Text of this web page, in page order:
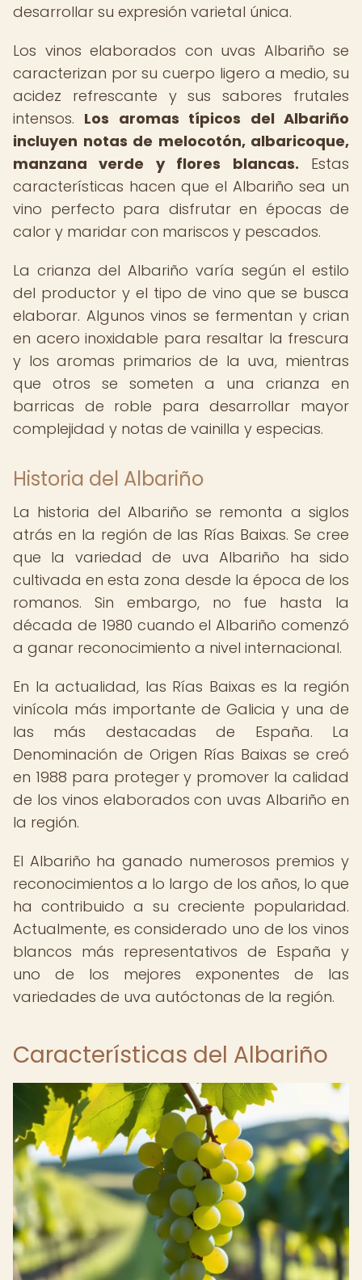
desarrollar su expresión varietal única.
Los vinos elaborados con uvas Albariño se
caracterizan por su cuerpo ligero a medio, su
acidez refrescante y sus sabores frutales
intensos. Los aromas típicos del Albariño
incluyen notas de melocotón, albaricoque,
manzana verde y flores blancas. Estas
características hacen que el Albariño sea un
vino perfecto para disfrutar en épocas de
calor y maridar con mariscos y pescados.
La crianza del Albariño varía según el estilo
del productor y el tipo de vino que se busca
elaborar. Algunos vinos se fermentan y crian
en acero inoxidable para resaltar la frescura
y los aromas primarios de la uva, mientras
que otros se someten a una crianza en
barricas de roble para desarrollar mayor
complejidad y notas de vainilla y especias.
Historia del Albariño
La historia del Albariño se remonta a siglos
atrás en la región de las Rías Baixas. Se cree
que la variedad de uva Albariño ha sido
cultivada en esta zona desde la época de los
romanos. Sin embargo, no fue hasta la
década de 1980 cuando el Albariño comenzó
a ganar reconocimiento a nivel internacional.
En la actualidad, las Rías Baixas es la región
vinícola más importante de Galicia y una de
las más destacadas de España. La
Denominación de Origen Rías Baixas se creó
en 1988 para proteger y promover la calidad
de los vinos elaborados con uvas Albariño en
la región.
El Albariño ha ganado numerosos premios y
reconocimientos a lo largo de los años, lo que
ha contribuido a su creciente popularidad.
Actualmente, es considerado uno de los vinos
blancos más representativos de España y
uno de los mejores exponentes de las
variedades de uva autóctonas de la región.
Características del Albariño